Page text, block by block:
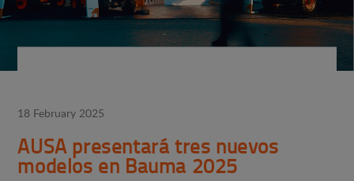
18 February 2025
AUSA presentará tres nuevos
modelos en Bauma 2025